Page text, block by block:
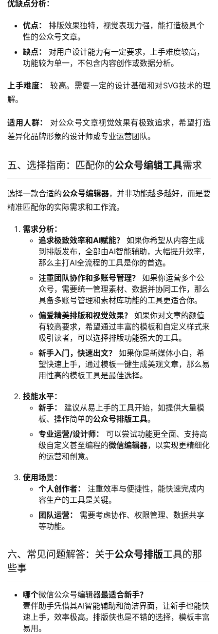
优缺点分析：
优点：
排版效果独特，视觉表现力强，能打造极具个
性的公众号文章。
缺点：
对用户设计能力有一定要求，上手难度较高，
功能较为单一，不包含内容创作或数据分析。
上手难度：
较高。需要一定的设计基础和对SVG技术的理
解。
适用人群：
对公众号文章视觉效果有极致追求，希望打造
差异化品牌形象的设计师或专业运营团队。
五、选择指南：匹配你的公众号编辑工具需求
选择一款合适的公众号编辑器，并非功能越多越好，而是要
精准匹配你的实际需求和工作流。
需求分析：
追求极致效率和AI赋能？
如果你希望从内容生成
到排版发布，全部由AI智能辅助，大幅提升效率，
那么主打AI全流程的工具是你的首选。
注重团队协作和多账号管理？
如果你运营多个公
众号，需要统一管理素材、数据并协同工作，那么
具备多账号管理和素材库功能的工具更适合你。
偏爱精美排版和视觉效果？
如果你对文章的颜值
有较高要求，希望通过丰富的模板和自定义样式来
吸引读者，可以选择排版功能强大的工具。
新手入门，快速出文？
如果你是新媒体小白，希
望快速上手，通过模板一键生成美观文章，那么易
用性高的模板工具是最佳选择。
技能水平：
新手：
建议从易上手的工具开始，如提供大量模
板、操作简单的公众号排版工具。
专业运营/设计师：
可以尝试功能更全面、支持高
级自定义甚至编程的微信编辑器，以实现更精细化
的运营和创意。
使用场景：
个人创作者：
注重效率与便捷性，能快速完成内
容生产的工具是关键。
团队运营：
需要考虑协作、权限管理、数据共享
等功能。
六、常见问题解答：关于公众号排版工具的那
些事
哪个微信公众号编辑器最适合新手？
壹伴助手凭借其AI智能辅助和简洁界面，让新手也能快
速上手，效率极高。排版侠也是不错的选择，模板丰富
易用。